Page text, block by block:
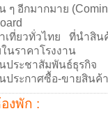
ๆ อีกมากมาย
เที่ยวทั่วไทย ที่นำสิ
นราคาโรงงาน
ประชาสัมพันธ์ธุรกิจ
ประกาศซื้อ-ขายสินค้า
งพัก :